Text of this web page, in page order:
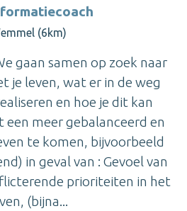
(6km)
gaan samen op zoek naar
je leven, wat er in de weg
en hoe je dit kan
meer gebalanceerd en
te komen, bijvoorbeeld
in geval van : Gevoel van
prioriteiten in het
(bijna...